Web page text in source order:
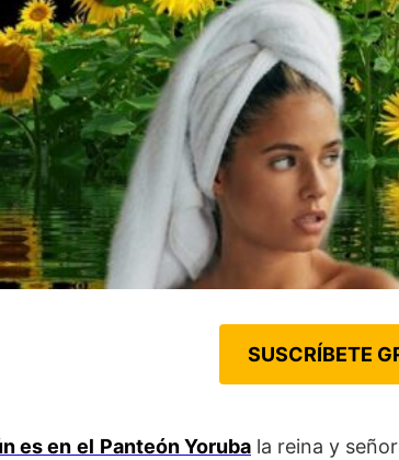
SUSCRÍBETE
es en el Panteón Yoruba la reina y